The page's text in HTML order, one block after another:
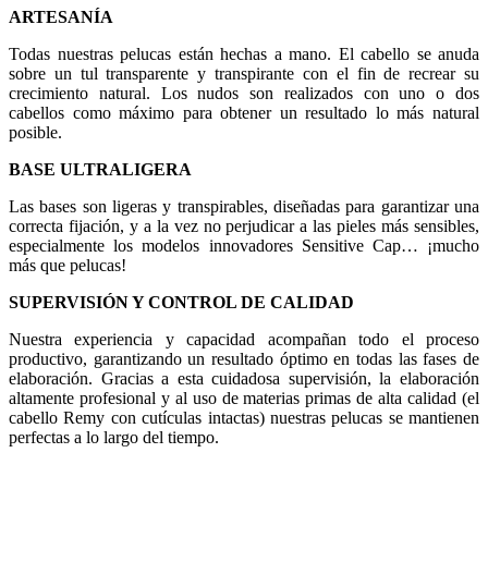
ARTESANÍA
Todas nuestras pelucas están hechas a mano. El cabello se anuda
sobre un tul transparente y transpirante con el fin de recrear su
crecimiento natural. Los nudos son realizados con uno o dos
cabellos como máximo para obtener un resultado lo más natural
posible.
BASE ULTRALIGERA
Las bases son ligeras y transpirables, diseñadas para garantizar una
correcta fijación, y a la vez no perjudicar a las pieles más sensibles,
especialmente los modelos innovadores Sensitive Cap… ¡mucho
más que pelucas!
SUPERVISIÓN Y CONTROL DE CALIDAD
Nuestra experiencia y capacidad acompañan todo el proceso
productivo, garantizando un resultado óptimo en todas las fases de
elaboración. Gracias a esta cuidadosa supervisión, la elaboración
altamente profesional y al uso de materias primas de alta calidad (el
cabello Remy con cutículas intactas) nuestras pelucas se mantienen
perfectas a lo largo del tiempo.